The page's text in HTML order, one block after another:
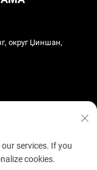
округ Џиншан,
права су задржана.
services. If you
cookies.